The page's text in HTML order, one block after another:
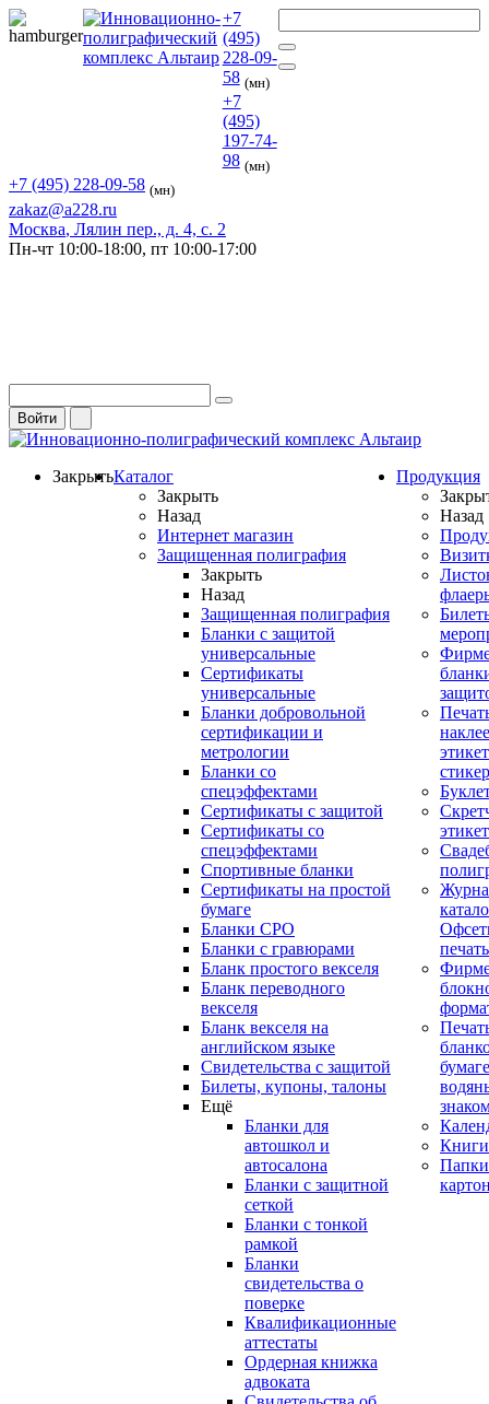
+7
(495)
228-09-
58 (мн)
+7
(495)
197-74-
98 (мн)
+7 (495) 228-09-58 (мн)
zakaz@a228.ru
Москва, Лялин пер., д. 4, с. 2
Пн-чт 10:00-18:00, пт 10:00-17:00
Войти
ЗакрытьКаталог
Закрыть
Назад
Интернет магазин
Защищенная полиграфия
Закрыть
Назад
Защищенная полиграфия
Бланки с защитой
универсальные
Сертификаты
универсальные
Бланки добровольной
сертификации и
метрологии
Бланки со
спецэффектами
Сертификаты с защитой
Сертификаты со
спецэффектами
Спортивные бланки
Cертификаты на простой
бумаге
Бланки СРО
Бланки с гравюрами
Бланк простого векселя
Бланк переводного
векселя
Бланк векселя на
английском языке
Свидетельства с защитой
Билеты, купоны, талоны
Ещё
Бланки для
автошкол и
автосалона
Бланки с защитной
сеткой
Бланки с тонкой
рамкой
Бланки
свидетельства о
поверке
Квалификационные
аттестаты
Ордерная книжка
адвоката
Продукция
Назад
печать
Книги
Папки